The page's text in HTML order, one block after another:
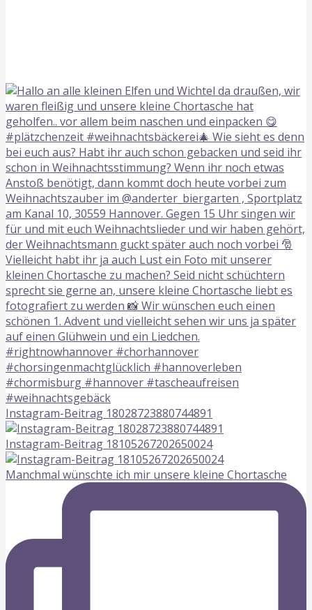
Instagram-Beitrag 18028723880744891
Instagram-Beitrag 18105267202650024
Manchmal wünschte ich mir unsere kleine Chortasche